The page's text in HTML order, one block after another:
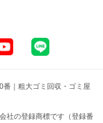
｜粗大ゴミ回収・ゴミ屋
社の登録商標です（登録番